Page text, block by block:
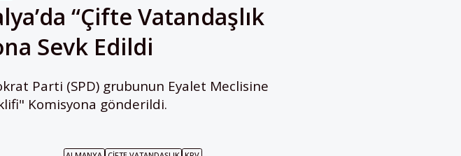
“Çifte Vatandaşlık
Sevk Edildi
Parti (SPD) grubunun Eyalet Meclisine
Komisyona gönderildi.